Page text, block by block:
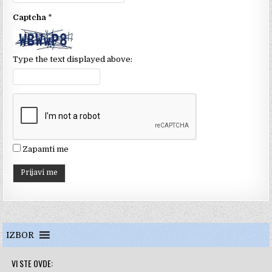
k
C
n
n
Captcha *
Type the text displayed above:
Zapamti me
IZBOR
VI STE OVDE: